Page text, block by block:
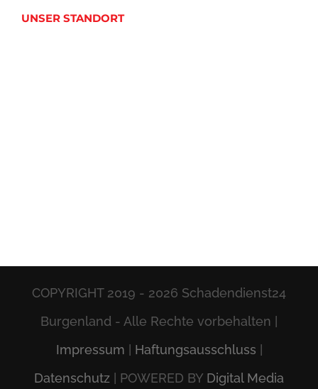
UNSER STANDORT
COPYRIGHT 2019 - 2026 Schadendienst24
Burgenland - Alle Rechte vorbehalten |
Impressum
Haftungsausschluss
Datenschutz | POWERED BY Digital Media